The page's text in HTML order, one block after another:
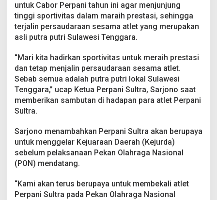
o
v
X
I
a
u
b
a
u
untuk Cabor Perpani tahun ini agar menjunjung
tinggi sportivitas dalam maraih prestasi, sehingga
terjalin persaudaraan sesama atlet yang merupakan
asli putra putri Sulawesi Tenggara.
“Mari kita hadirkan sportivitas untuk meraih prestasi
dan tetap menjalin persaudaraan sesama atlet.
Sebab semua adalah putra putri lokal Sulawesi
Tenggara,” ucap Ketua Perpani Sultra, Sarjono saat
memberikan sambutan di hadapan para atlet Perpani
Sultra.
Sarjono menambahkan Perpani Sultra akan berupaya
untuk menggelar Kejuaraan Daerah (Kejurda)
sebelum pelaksanaan Pekan Olahraga Nasional
(PON) mendatang.
“Kami akan terus berupaya untuk membekali atlet
Perpani Sultra pada Pekan Olahraga Nasional